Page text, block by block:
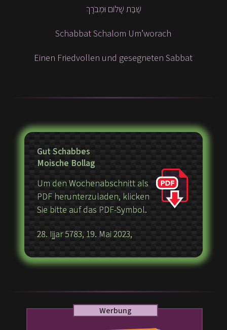
שַׁבַּת שָׁלוֹם וּמְבֹרָךְ
Schabbat Schalom Um’worach
Einen Friedvollen und gesegneten Sabbat
Gut Schabbes
Moische Bollag
Um den Wochenabschnitt als
PDF herunterzuladen, klicken
Sie bitte auf das PDF-Symbol.
28. Ijjar 5783, 19. Mai 2023,
Werbung